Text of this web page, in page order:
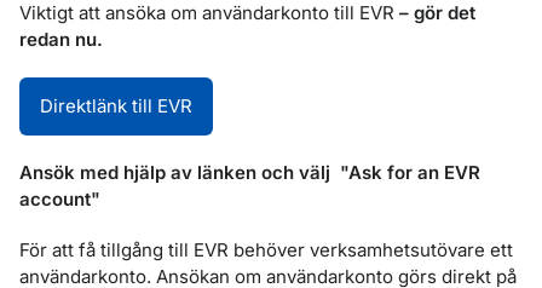
Viktigt att ansöka om användarkonto till EVR – gör det
redan nu.
Direktlänk till EVR
Ansök med hjälp av länken och välj "Ask for an EVR
account"
För att få tillgång till EVR behöver verksamhetsutövare ett
användarkonto. Ansökan om användarkonto görs direkt på